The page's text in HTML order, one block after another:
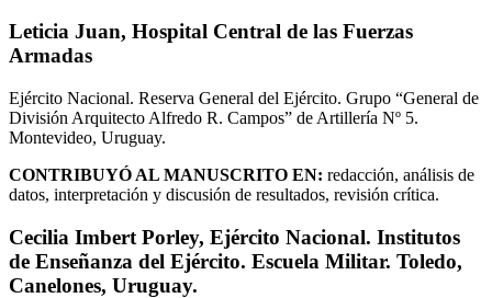
Leticia Juan, Hospital Central de las Fuerzas
Armadas
Ejército Nacional. Reserva General del Ejército. Grupo “General de
División Arquitecto Alfredo R. Campos” de Artillería Nº 5.
Montevideo, Uruguay.
CONTRIBUYÓ AL MANUSCRITO EN: redacción, análisis de
datos, interpretación y discusión de resultados, revisión crítica.
Cecilia Imbert Porley, Ejército Nacional. Institutos
de Enseñanza del Ejército. Escuela Militar. Toledo,
Canelones, Uruguay.